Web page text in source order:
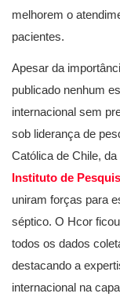
melhorem o
pacientes.
Apesar da
publicado nenhum
internacional sem
sob liderança de
Católica de Chile,
Instituto de
uniram forças para
séptico. O Hcor
todos os dados
destacando a
internacional na